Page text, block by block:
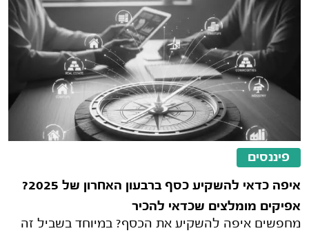
פיננסים
איפה כדאי להשקיע כסף ברבעון האחרון של 2025?
אפיקים מומלצים שכדאי להכיר
מחפשים איפה להשקיע את הכסף? במיוחד בשביל זה